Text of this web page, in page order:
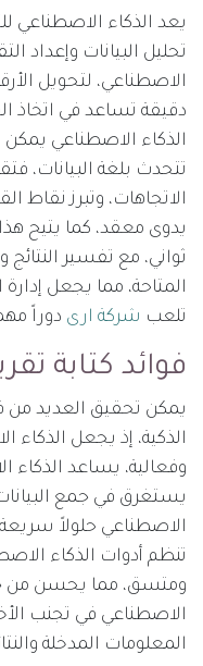
يعد الذكاء الاصطناعي
تحليل البيانات وإعداد
الاصطناعي، لتحويل
دقيقة تساعد في اتخاذ
الذكاء الاصطناعي
تتحدث بلغة البيانات،
الاتجاهات، وتبرز نقاط
يدوى معقد، كما يتيح هذا
ثواني، مع تفسير النتائج
المتاحة، مما يجعل
تلعب شركة ارى دوراً
فوائد كتابة
يمكن تحقيق العديد من
الذكية، إذ يجعل الذكاء
وفعالية، يساعد الذكاء
يستغرق في جمع البيانات
الاصطناعي حلولاً سريعة
تنظم أدوات الذكاء
ومتسق، مما يحسن من
الاصطناعي في تجنب
المعلومات المدخلة